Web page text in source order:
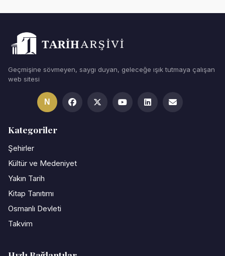
Geçmişine sövmeyen, saygı duyan, geleceğe ışık tutmaya çalışan
web sitesi
N
Kategoriler
Şehirler
Kültür ve Medeniyet
Yakın Tarih
Kitap Tanıtımı
Osmanlı Devleti
Takvim